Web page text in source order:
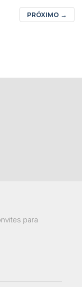
PRÓXIMO →
para